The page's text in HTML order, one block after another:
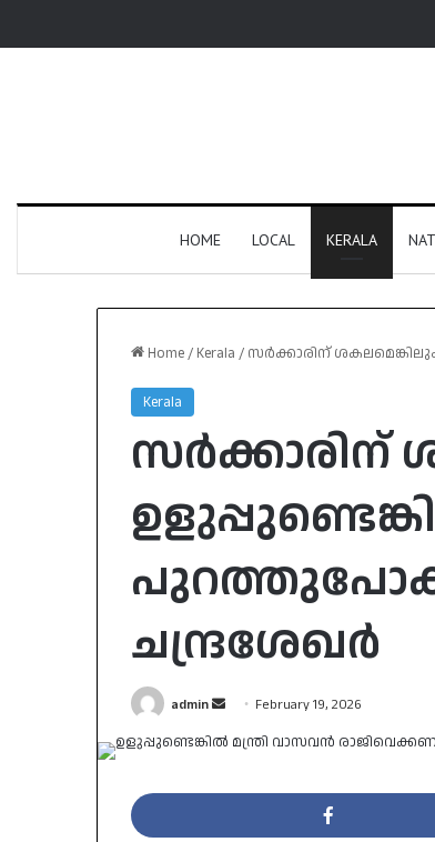
HOME LOCAL KERALA
Home/ Kerala / സർക്കാരിന്
Kerala
സർക്കാരിന്
ചന്ദ്രശേഖർ
admin
Send February 19, 2026